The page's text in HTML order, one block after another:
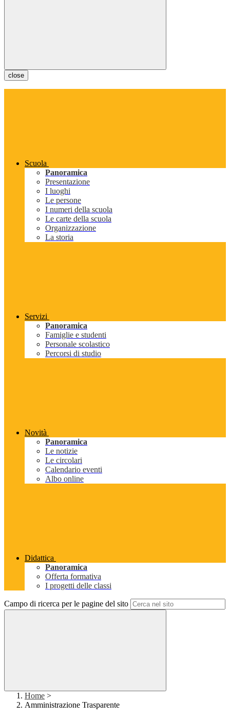
close
Scuola
Panoramica
Presentazione
I luoghi
Le persone
I numeri della scuola
Le carte della scuola
Organizzazione
La storia
Servizi
Panoramica
Famiglie e studenti
Personale scolastico
Percorsi di studio
Novità
Panoramica
Le notizie
Le circolari
Calendario eventi
Albo online
Didattica
Panoramica
Offerta formativa
I progetti delle classi
Campo di ricerca per le pagine del sito
Home >
Amministrazione Trasparente